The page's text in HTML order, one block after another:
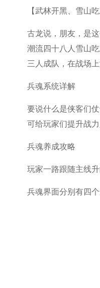
【武林开黑、雪山
古龙说，朋友，是
潮流四十八人雪山
三人成队，在战场
兵魂系统详解
要说什么是侠客们
可给玩家们提升战
兵魂养成攻略
玩家一路跟随主线
兵魂界面分别有四